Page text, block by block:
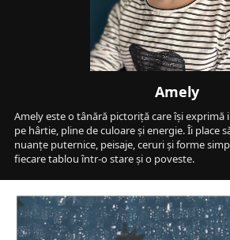
Amely
Amely este o tânără pictoriță care își
pe hârtie, pline de culoare și energie. Îi place
nuanțe puternice, peisaje, ceruri și forme
fiecare tablou într-o stare și o poveste.